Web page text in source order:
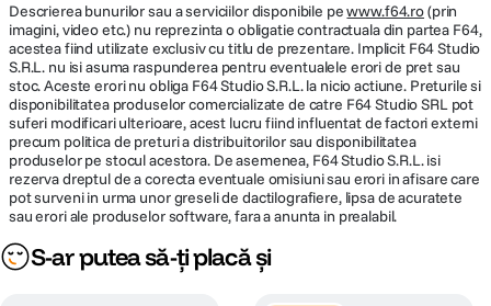
Descrierea bunurilor sau a serviciilor disponibile pewww.f64.ro(prin
imagini, video etc.) nu reprezinta o obligatie contractuala din partea F64,
acestea fiind utilizate exclusiv cu titlu de prezentare. Implicit F64 Studio
S.R.L. nu isi asuma raspunderea pentru eventualele erori de pret sau
stoc. Aceste erori nu obliga F64 Studio S.R.L. la nicio actiune. Preturile si
disponibilitatea produselor comercializate de catre F64 Studio SRL pot
suferi modificari ulterioare, acest lucru fiind influentat de factori externi
precum politica de preturi a distribuitorilor sau disponibilitatea
produselor pe stocul acestora. De asemenea, F64 Studio S.R.L. isi
rezerva dreptul de a corecta eventuale omisiuni sau erori in afisare care
pot surveni in urma unor greseli de dactilografiere, lipsa de acuratete
sau erori ale produselor software, fara a anunta in prealabil.
S-ar putea să-ți placă și